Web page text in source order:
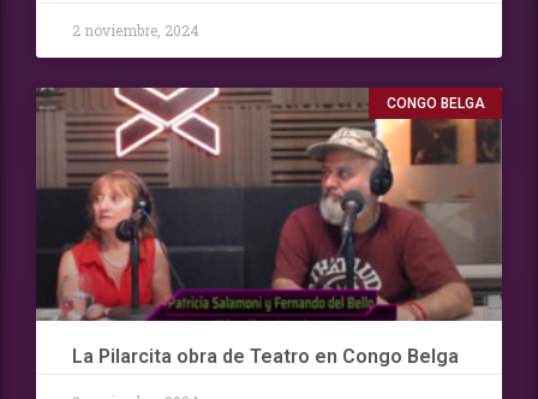
2 noviembre, 2024
CONGO BELGA
La Pilarcita obra de Teatro en Congo Belga